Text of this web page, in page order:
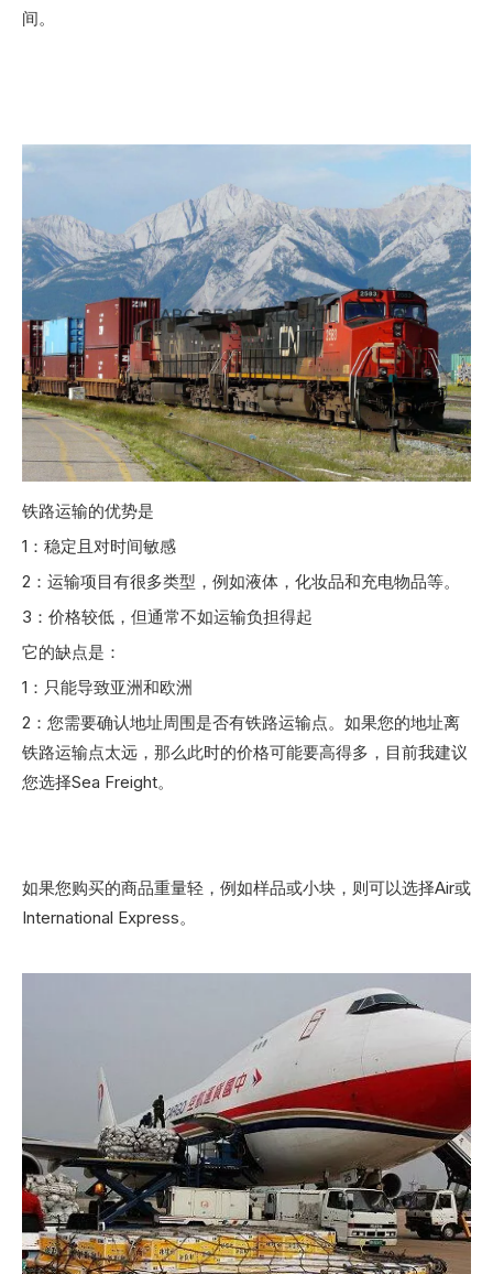
间。
铁路运输的优势是
1：稳定且对时间敏感
2：运输项目有很多类型，例如液体，化妆品和充电物品等。
3：价格较低，但通常不如运输负担得起
它的缺点是：
1：只能导致亚洲和欧洲
2：您需要确认地址周围是否有铁路运输点。如果您的地址离
铁路运输点太远，那么此时的价格可能要高得多，目前我建议
您选择Sea Freight。
如果您购买的商品重量轻，例如样品或小块，则可以选择Air或
International Express。